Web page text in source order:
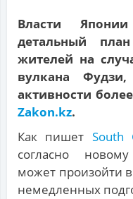
Власти
детальный
жителей на
вулкана
активности
Zakon.kz.
Как пишет South
согласно
может произойти
немедленных